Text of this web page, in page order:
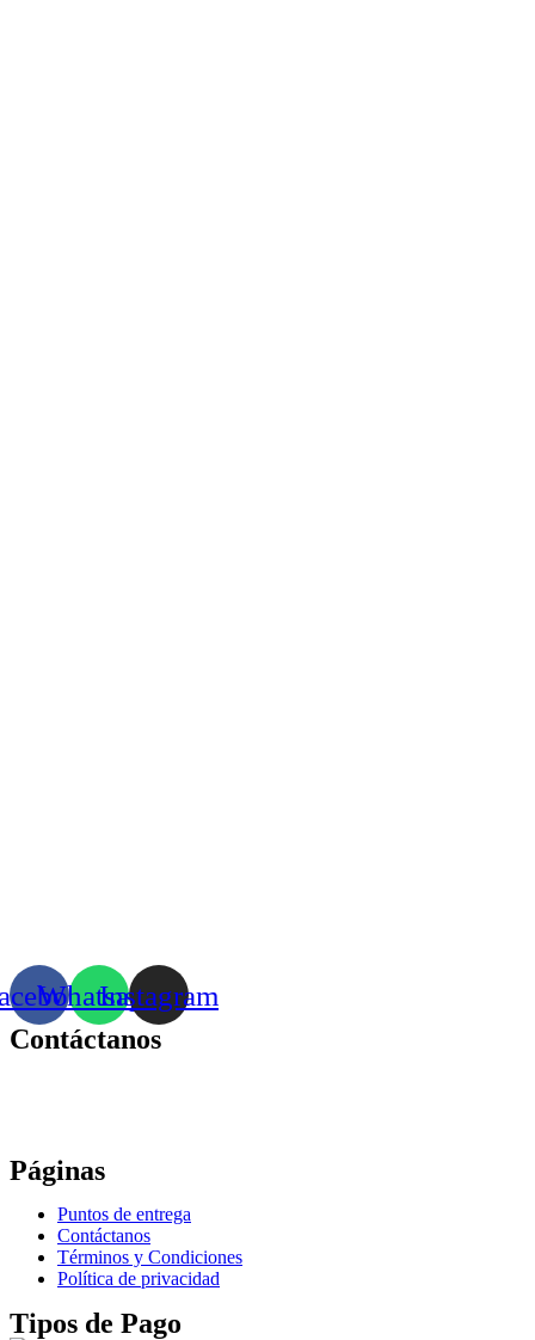
WhatsappInstagram
Contáctanos
Páginas
Puntos de entrega
Contáctanos
Términos y Condiciones
Política de privacidad
Tipos de Pago